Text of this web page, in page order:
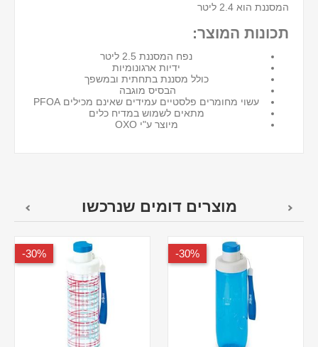
המסננת הוא 2.4 ליטר
תכונות המוצר:
נפח המסננת 2.5 ליטר
ידיות ארגונומיות
כולל מסננת בתחתית ובמשפך
הבסיס מוגבה
עשוי מחומרים פלסטיים עמידים שאינם מכילים PFOA
מתאים לשמוש במדיח כלים
מיוצר ע"י OXO
מוצרים דומים שנרכשו
30%-
30%-